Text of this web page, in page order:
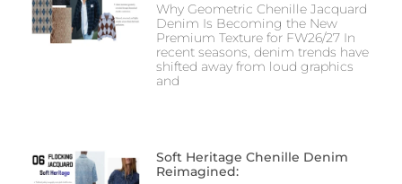
Why Geometric Chenille Jacquard
Denim Is Becoming the New
Premium Texture for FW26/27 In
recent seasons, denim trends have
shifted away from loud graphics
and
Soft Heritage Chenille Denim
Reimagined: